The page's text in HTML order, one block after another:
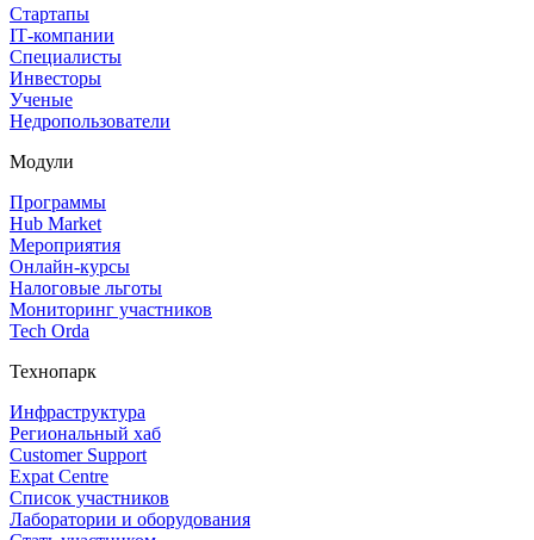
Стартапы
IT‑компании
Специалисты
Инвесторы
Ученые
Недропользователи
Модули
Программы
Hub Market
Мероприятия
Онлайн‑курсы
Налоговые льготы
Мониторинг участников
Tech Orda
Технопарк
Инфраструктура
Региональный хаб
Customer Support
Expat Centre
Список участников
Лаборатории и оборудования